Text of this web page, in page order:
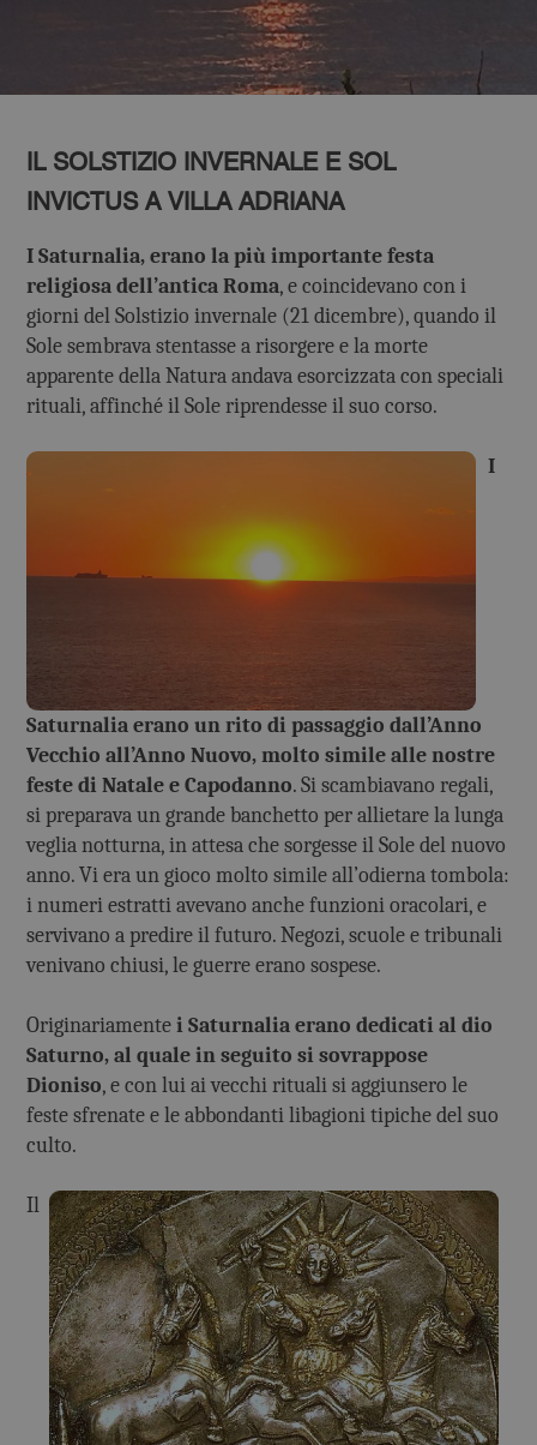
IL SOLSTIZIO INVERNALE E SOL
INVICTUS A VILLA ADRIANA
I Saturnalia, erano la più importante festa
religiosa dell’antica Roma, e coincidevano con i
giorni del Solstizio invernale (21 dicembre), quando il
Sole sembrava stentasse a risorgere e la morte
apparente della Natura andava esorcizzata con speciali
rituali, affinché il Sole riprendesse il suo corso.
I
Saturnalia erano un rito di passaggio dall’Anno
Vecchio all’Anno Nuovo, molto simile alle nostre
feste di Natale e Capodanno. Si scambiavano regali,
si preparava un grande banchetto per allietare la lunga
veglia notturna, in attesa che sorgesse il Sole del nuovo
anno. Vi era un gioco molto simile all’odierna tombola:
i numeri estratti avevano anche funzioni oracolari, e
servivano a predire il futuro. Negozi, scuole e tribunali
venivano chiusi, le guerre erano sospese.
Originariamentei Saturnalia erano dedicati al dio
Saturno, al quale in seguito si sovrappose
Dioniso, e con lui ai vecchi rituali si aggiunsero le
feste sfrenate e le abbondanti libagioni tipiche del suo
culto.
Il